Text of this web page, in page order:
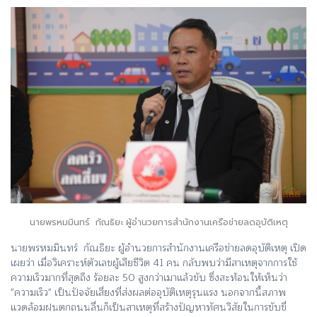
นายพรหมมินทร์ กัณธิยะ ผู้อำนวยการสำนักงานเครือข่ายลดอุบัติเหตุ
นายพรหมมินทร์ กัณธิยะ ผู้อำนวยการสำนักงานเครือข่ายลดอุบัติเหตุ เปิด
เผยว่า เมื่อวิเคราะห์ตัวเลขผู้เสียชีวิต 41 คน กลับพบว่ามีสาเหตุจากการใช้
ความเร็วมากที่สุดถึง ร้อยละ 50 สูงกว่าเมาแล้วขับ ซึ่งสะท้อนให้เห็นว่า
"ความเร็ว" เป็นปัจจัยเสี่ยงที่ส่งผลต่ออุบัติเหตุรุนแรง นอกจากนี้สภาพ
แวดล้อมฝนตกถนนลื่นก็เป็นสาเหตุที่สร้างปัญหาทัศนวิสัยในการขับขี่